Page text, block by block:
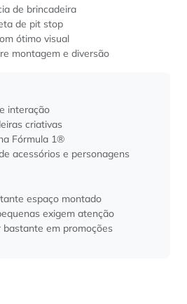
de brincadeira
de pit stop
ótimo visual
montagem e diversão
interação
criativas
Fórmula 1®
acessórios e personagens
espaço montado
exigem atenção
em promoções